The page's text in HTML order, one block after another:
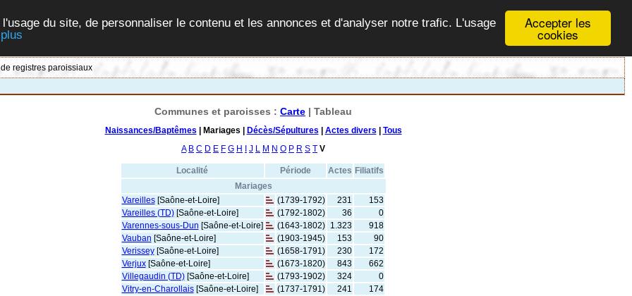
Accepter les
cookies
du site, de personnaliser le contenu et les annonces et d'analyser notre trafic. L'usage
registres paroissiaux
Communes et paroisses : Carte | Tableau
Naissances/Baptêmes | Mariages | Décès/Sépultures Actes divers
Tous
A B C D E F G H J L M N O P R S T V
Localité Période Actes Filiatifs
Mariages
Vareilles[Saône-et-Loire] (1739-1792) 231
153
Vareilles (TD)[Saône-et-Loire] (1792-1802) 36
0
Varennes-sous-Dun [Saône-et-Loire] (1643-1802) 1.323
918
Vauban [Saône-et-Loire] (1903-1945) 153
90
Verissey[Saône-et-Loire] (1658-1791) 230
172
Verjux[Saône-et-Loire] (1673-1820) 843
662
Villegaudin (TD)[Saône-et-Loire] (1793-1902) 324
0
Vitry-en-Charollais[Saône-et-Loire] (1737-1791) 241
174